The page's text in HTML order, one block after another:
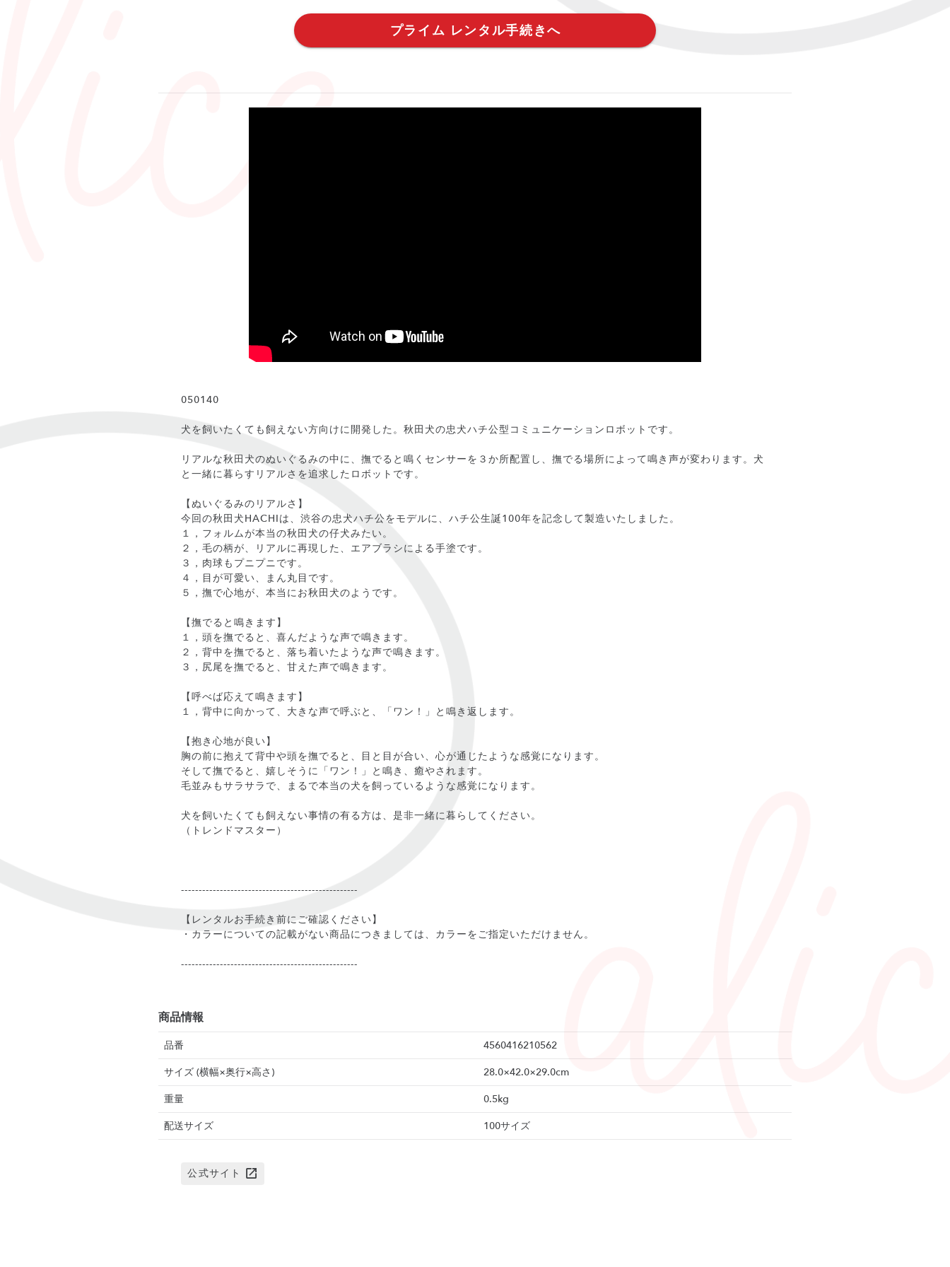
プライム レンタル手続きへ
050140
犬を飼いたくても飼えない方向けに開発した。秋田犬の忠犬ハチ公型コミュニケーションロボットです。
リアルな秋田犬のぬいぐるみの中に、撫でると鳴くセンサーを３か所配置し、撫でる場所によって鳴き声が変わります。犬
と一緒に暮らすリアルさを追求したロボットです。
【ぬいぐるみのリアルさ】
今回の秋田犬HACHIは、渋谷の忠犬ハチ公をモデルに、ハチ公生誕100年を記念して製造いたしました。
１，フォルムが本当の秋田犬の仔犬みたい。
２，毛の柄が、リアルに再現した、エアブラシによる手塗です。
３，肉球もプニプニです。
４，目が可愛い、まん丸目です。
５，撫で心地が、本当にお秋田犬のようです。
【撫でると鳴きます】
１，頭を撫でると、喜んだような声で鳴きます。
２，背中を撫でると、落ち着いたような声で鳴きます。
３，尻尾を撫でると、甘えた声で鳴きます。
【呼べば応えて鳴きます】
１，背中に向かって、大きな声で呼ぶと、「ワン！」と鳴き返します。
【抱き心地が良い】
胸の前に抱えて背中や頭を撫でると、目と目が合い、心が通じたような感覚になります。
そして撫でると、嬉しそうに「ワン！」と鳴き、癒やされます。
毛並みもサラサラで、まるで本当の犬を飼っているような感覚になります。
犬を飼いたくても飼えない事情の有る方は、是非一緒に暮らしてください。
（トレンドマスター）
--------------------------------------------------
【レンタルお手続き前にご確認ください】
・カラーについての記載がない商品につきましては、カラーをご指定いただけません。
--------------------------------------------------
商品情報
品番
4560416210562
サイズ (横幅×奥行×高さ)
28.0×42.0×29.0cm
重量
0.5kg
配送サイズ
100サイズ
公式サイト